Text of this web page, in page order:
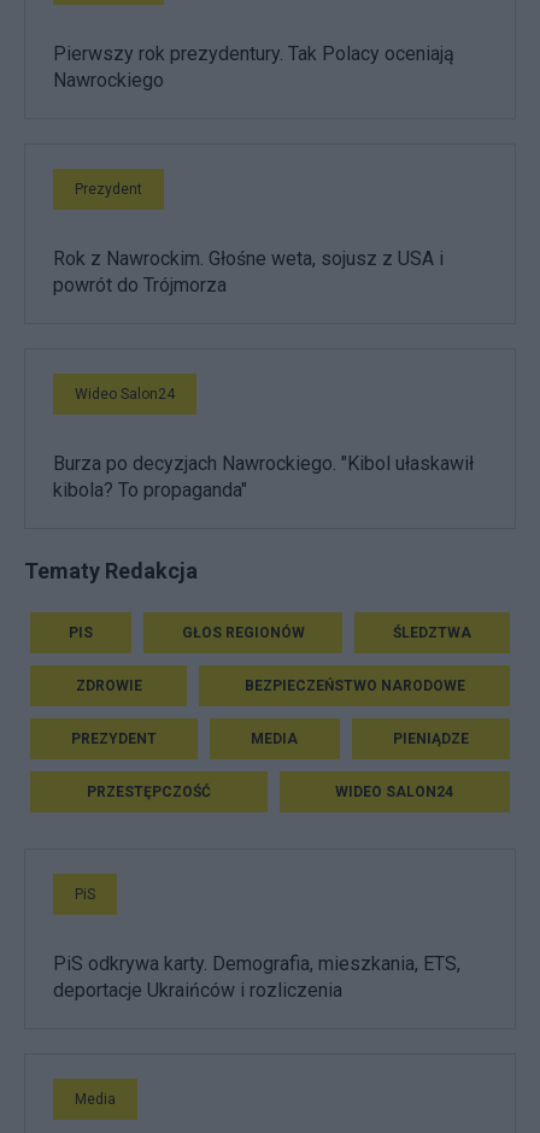
Pierwszy rok prezydentury. Tak Polacy oceniają
Nawrockiego
Prezydent
Rok z Nawrockim. Głośne weta, sojusz z USA i
powrót do Trójmorza
Wideo Salon24
Burza po decyzjach Nawrockiego. "Kibol ułaskawił
kibola? To propaganda"
Tematy Redakcja
PIS GŁOS REGIONÓW ŚLEDZTWA
ZDROWIE BEZPIECZEŃSTWO NARODOWE
PREZYDENT MEDIA PIENIĄDZE
PRZESTĘPCZOŚĆ WIDEO SALON24
PiS
PiS odkrywa karty. Demografia, mieszkania, ETS,
deportacje Ukraińców i rozliczenia
Media